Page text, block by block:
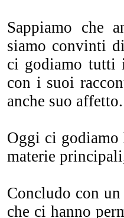
Sappiamo che
siamo convinti
ci godiamo tutti
con i suoi
anche suo affetto.
Oggi ci godiamo
materie
Concludo con
che ci hanno